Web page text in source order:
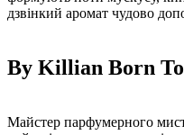
дзвінкий аромат чудово
By Killian Born
Майстер парфумерного